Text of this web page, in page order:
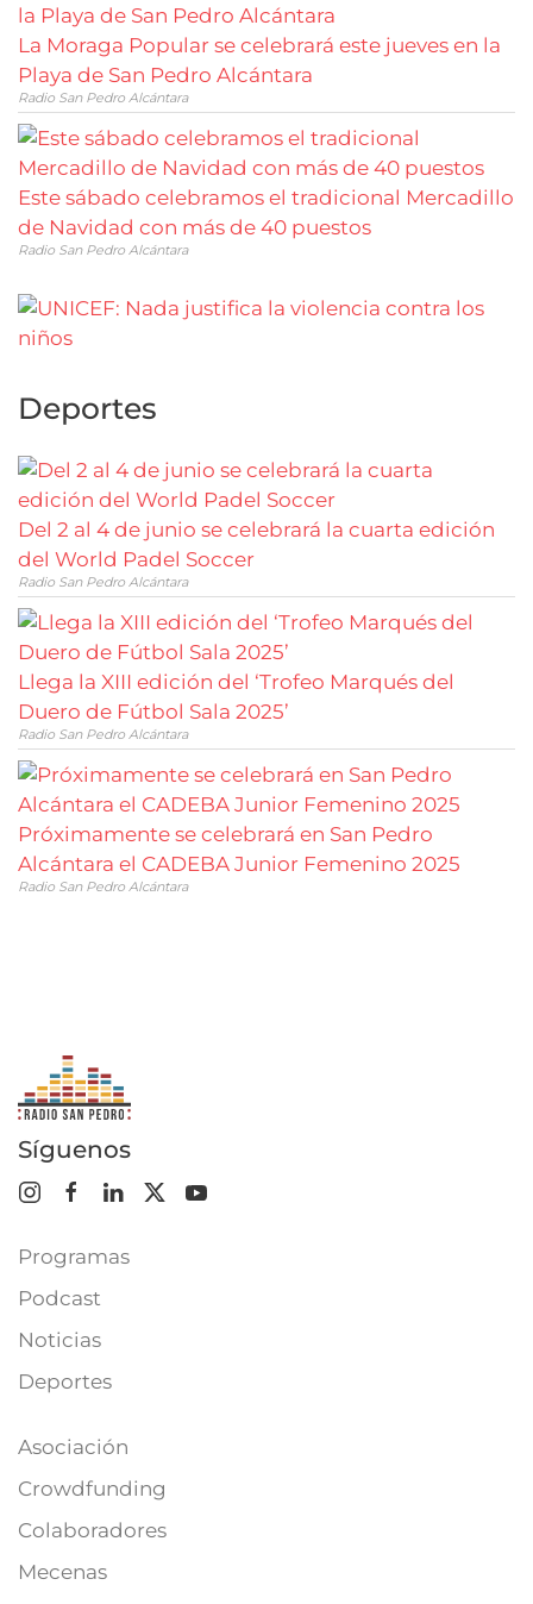
La Moraga Popular se celebrará este jueves en la
Playa de San Pedro Alcántara
Radio San Pedro Alcántara
Este sábado celebramos el tradicional Mercadillo
de Navidad con más de 40 puestos
Radio San Pedro Alcántara
Deportes
Del 2 al 4 de junio se celebrará la cuarta edición
del World Padel Soccer
Radio San Pedro Alcántara
Llega la XIII edición del ‘Trofeo Marqués del
Duero de Fútbol Sala 2025’
Radio San Pedro Alcántara
Próximamente se celebrará en San Pedro
Alcántara el CADEBA Junior Femenino 2025
Radio San Pedro Alcántara
Síguenos
Programas
Podcast
Noticias
Deportes
Asociación
Crowdfunding
Colaboradores
Mecenas